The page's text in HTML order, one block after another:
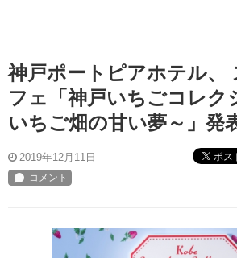
神戸ポートピアホテル、
フェ「神戸いちごコレク
いちご畑の甘い夢～」発
2019年12月11日 ポス